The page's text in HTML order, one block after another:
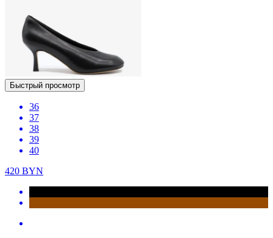
Быстрый просмотр
36
37
38
39
40
420 BYN